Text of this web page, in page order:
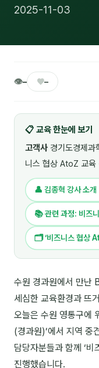
💼 비즈니스 스킬
🎓 강사육성 · 교수법
💻 IT · 디지털
🎬 영상 · 콘텐츠
📊 프레젠테이션 · 기획
🚀 창업 · 커리어
🗣️ 외국어 강의
📚 인문학 · 교양
온라인강의
2025-11-03
👁– ♥–
📋 교육 한눈에 보기
고객사 경기도경제과
니스 협상 AtoZ 교육
👤 김종혁 강사 소
📚 관련 과정: 비즈
🗂 ‘비즈니스 협상
수원 경과원에서 만난
세심한 교육환경과 뜨
오늘은 수원 영통구에
(경과원)’에서 지역 중
담당자분들과 함께 ‘
진행했습니다.